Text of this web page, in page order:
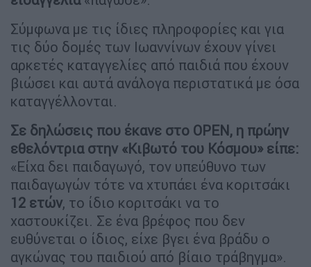
Σύμφωνα με τις ίδιες πληροφορίες και για
τις δύο δομές των Ιωαννίνων έχουν γίνει
αρκετές καταγγελίες από παιδιά που έχουν
βιώσει και αυτά ανάλογα περιστατικά με όσα
καταγγέλλονται.
Σε δηλώσεις που έκανε στο OPEN, η πρώην
εθελόντρια στην «Κιβωτό του Κόσμου» είπε:
«Είχα δει παιδαγωγό, τον υπεύθυνο των
παιδαγωγών τότε να χτυπάει ένα κοριτσάκι
12 ετών, το ίδιο κοριτσάκι να το
χαστουκίζει. Σε ένα βρέφος που δεν
ευθύνεται ο ίδιος, είχε βγει ένα βράδυ ο
αγκώνας του παιδιού από βίαιο τράβηγμα».